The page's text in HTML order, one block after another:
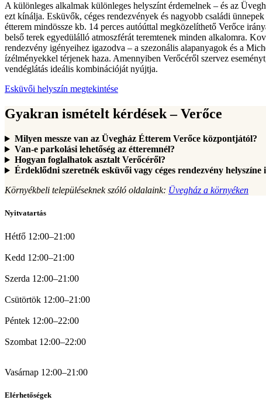
A különleges alkalmak különleges helyszínt érdemelnek – és az
ezt kínálja. Esküvők, céges rendezvények és nagyobb családi
étterem mindössze kb. 14 perces autóúttal megközelíthető Verőce
belső terek egyedülálló atmoszférát teremtenek minden alkalomra.
rendezvény igényeihez igazodva – a szezonális alapanyagok és a
ízélményekkel térjenek haza. Amennyiben Verőcéről szervez
vendéglátás ideális kombinációját nyújtja.
Esküvői helyszín megtekintése
Gyakran ismételt kérdések – Verőce
Milyen messze van az Üvegház Étterem Verőce központjától?
Van-e parkolási lehetőség az étteremnél?
Hogyan foglalhatok asztalt Verőcéről?
Érdeklődni szeretnék esküvői vagy céges rendezvény helyszíne
Környékbeli településeknek szóló oldalaink: Üvegház a környéken
Nyitvatartás
Hétfő 12:00–21:00
Kedd 12:00–21:00
Szerda 12:00–21:00
Csütörtök 12:00–21:00
Péntek 12:00–22:00
Szombat 12:00–22:00
Vasárnap 12:00–21:00
Elérhetőségek